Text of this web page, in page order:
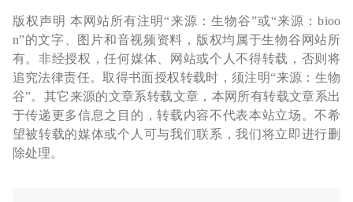
版权声明 本网站所有注明“来源：生物谷”或“来源：bioo
n”的文字、图片和音视频资料，版权均属于生物谷网站所
有。非经授权，任何媒体、网站或个人不得转载，否则将
追究法律责任。取得书面授权转载时，须注明“来源：生物
谷”。其它来源的文章系转载文章，本网所有转载文章系出
于传递更多信息之目的，转载内容不代表本站立场。不希
望被转载的媒体或个人可与我们联系，我们将立即进行删
除处理。